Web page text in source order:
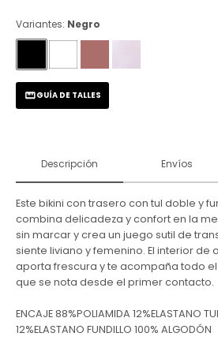
Variantes: Negro
GUÍA DE TALLES
Descripción Envíos
Este bikini con trasero con tul doble y
combina delicadeza y confort en la
sin marcar y crea un juego sutil de
siente liviano y femenino. El interior de
aporta frescura y te acompaña todo
que se nota desde el primer contacto.
ENCAJE 88%POLIAMIDA 12%ELASTANO
12%ELASTANO FUNDILLO 100% ALGODÓN